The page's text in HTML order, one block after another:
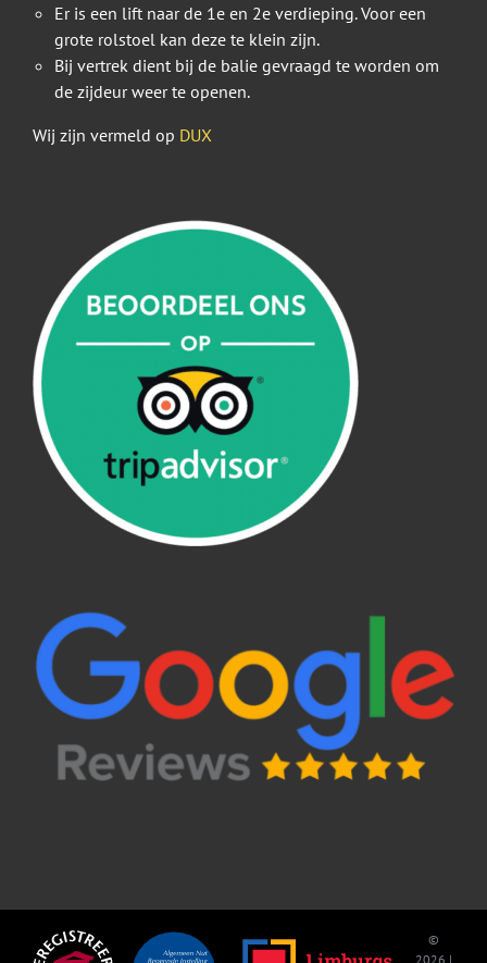
Er is een lift naar de 1e en 2e verdieping. Voor een
grote rolstoel kan deze te klein zijn.
Bij vertrek dient bij de balie gevraagd te worden om
de zijdeur weer te openen.
Wij zijn vermeld op DUX
©
2026 |